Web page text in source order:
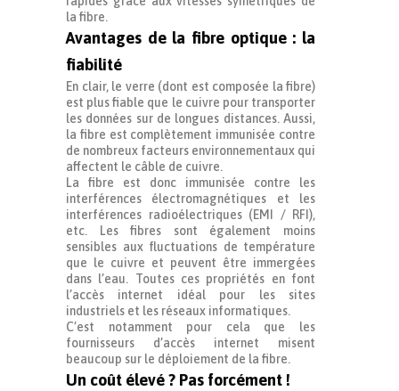
la fibre.
Avantages de la fibre optique : la
fiabilité
En clair, le verre (dont est composée la fibre)
est plus fiable que le cuivre pour transporter
les données sur de longues distances. Aussi,
la fibre est complètement immunisée contre
de nombreux facteurs environnementaux qui
affectent le câble de cuivre.
La fibre est donc immunisée contre les
interférences électromagnétiques et les
interférences radioélectriques (EMI / RFI),
etc. Les fibres sont également moins
sensibles aux fluctuations de température
que le cuivre et peuvent être immergées
dans l’eau. Toutes ces propriétés en font
l’accès internet idéal pour les sites
industriels et les réseaux informatiques.
C’est notamment pour cela que les
fournisseurs d’accès internet misent
beaucoup sur le déploiement de la fibre.
Un coût élevé ? Pas forcément !